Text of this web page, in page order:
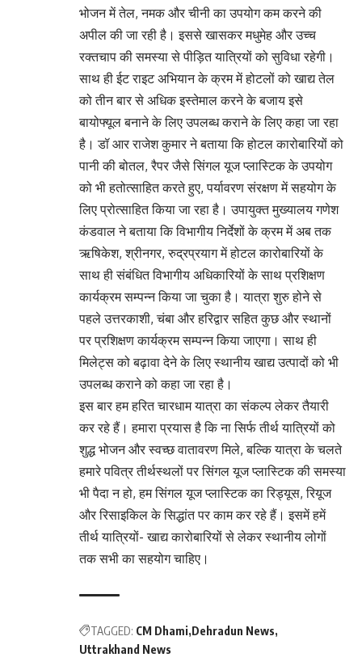
भोजन में तेल, नमक और चीनी का उपयोग कम करने की
अपील की जा रही है। इससे खासकर मधुमेह और उच्च
रक्तचाप की समस्या से पीड़ित यात्रियों को सुविधा रहेगी।
साथ ही ईट राइट अभियान के क्रम में होटलों को खाद्य तेल
को तीन बार से अधिक इस्तेमाल करने के बजाय इसे
बायोफ्यूल बनाने के लिए उपलब्ध कराने के लिए कहा जा रहा
है। डॉ आर राजेश कुमार ने बताया कि होटल कारोबारियों को
पानी की बोतल, रैपर जैसे सिंगल यूज प्लास्टिक के उपयोग
को भी हतोत्साहित करते हुए, पर्यावरण संरक्षण में सहयोग के
लिए प्रोत्साहित किया जा रहा है। उपायुक्त मुख्यालय गणेश
कंडवाल ने बताया कि विभागीय निर्देशों के क्रम में अब तक
ऋषिकेश, श्रीनगर, रुद्रप्रयाग में होटल कारोबारियों के
साथ ही संबंधित विभागीय अधिकारियों के साथ प्रशिक्षण
कार्यक्रम सम्पन्न किया जा चुका है। यात्रा शुरु होने से
पहले उत्तरकाशी, चंबा और हरिद्वार सहित कुछ और स्थानों
पर प्रशिक्षण कार्यक्रम सम्पन्न किया जाएगा। साथ ही
मिलेट्स को बढ़ावा देने के लिए स्थानीय खाद्य उत्पादों को भी
उपलब्ध कराने को कहा जा रहा है।
इस बार हम हरित चारधाम यात्रा का संकल्प लेकर तैयारी
कर रहे हैं। हमारा प्रयास है कि ना सिर्फ तीर्थ यात्रियों को
शुद्ध भोजन और स्वच्छ वातावरण मिले, बल्कि यात्रा के चलते
हमारे पवित्र तीर्थस्थलों पर सिंगल यूज प्लास्टिक की समस्या
भी पैदा न हो, हम सिंगल यूज प्लास्टिक का रिड्यूस, रियूज
और रिसाइकिल के सिद्धांत पर काम कर रहे हैं। इसमें हमें
तीर्थ यात्रियों- खाद्य कारोबारियों से लेकर स्थानीय लोगों
तक सभी का सहयोग चाहिए।
TAGGED: CM Dhami Dehradun News
Uttrakhand News